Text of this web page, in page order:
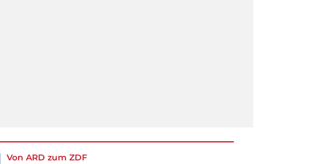
Von ARD zum ZDF